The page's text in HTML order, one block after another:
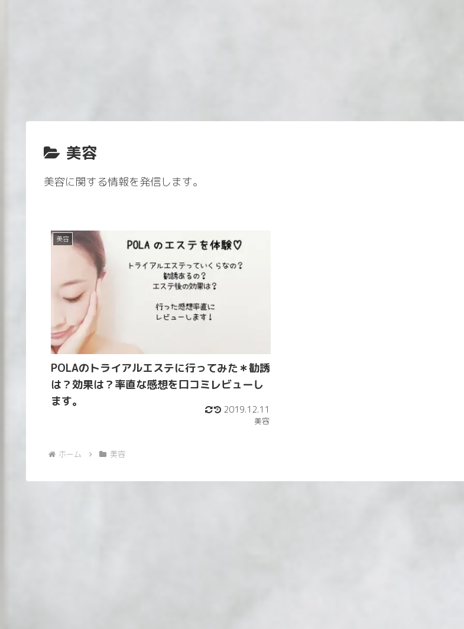
美容
美容に関する情報を発信します。
美容
POLAのトライアルエステに行ってみた＊勧誘
は？効果は？率直な感想を口コミレビューし
ます。
2019.12.11
美容
ホーム 美容